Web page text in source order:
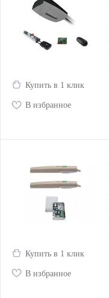
Купить в 1 клик
В избранное
Купить в 1 клик
В избранное